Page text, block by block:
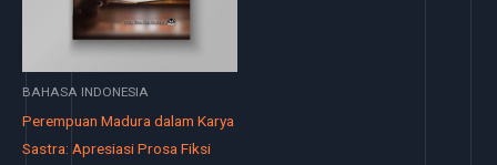
BAHASA INDONESIA
Perempuan Madura dalam Karya
Sastra: Apresiasi Prosa Fiksi